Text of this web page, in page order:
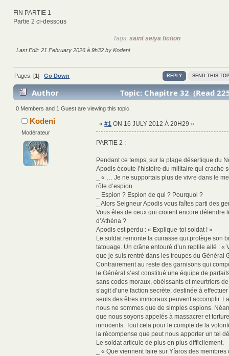
FIN PARTIE 1
Partie 2 ci-dessous
Tags: saint seiya fiction
Last Edit: 21 February 2026 à 9h32 by Kodeni
REPLY SEND THIS
Pages: [1]Go Down
Author Topic: Chapitre 32 (Read
0 Members and 1 Guest are viewing this topic.
Kodeni
Modérateur
«#1 ON 16 JULY 2012 À 20H29 »
PARTIE 2 :
Pendant ce temps, sur la plage désertique du
Apodis écoute l’histoire du militaire qui crache
_ « … Je ne supportais plus de vivre dans le
rôle d’espion…
_ Espion ? Espion de qui ? Pourquoi ?
_ Alors Seigneur Apodis vous faîtes parti des
Vous êtes de ceux qui croient encore défendre
d’Athéna ?
Apodis est perdu : « Explique-toi soldat ! »
Le soldat remonte la cuirasse qui protège son
tatouage. Un crâne entouré d’un reptile ailé : «
que je suis rentré dans les troupes du Général
Contrairement au reste des garnisons qui
le Général s’est constitué une équipe de
sans codes moraux, obéissants et meurtriers
s’agit d’une faction secrète, destinée à
seuls des êtres immoraux peuvent accomplir.
nous ne sommes que de simples espions.
que nous soyons appelés à massacrer et
innocents. Tout cela pour le compte de la
la récompense que peut nous apporter un tel
Le soldat articule de plus en plus difficilement.
_ « Que viennent faire sur Yíaros des